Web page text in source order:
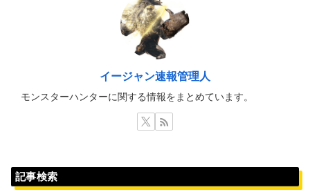
イージャン速報管理人
モンスターハンターに関する情報をまとめています。
記事検索